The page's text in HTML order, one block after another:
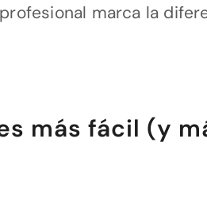
marca la
más fácil (y